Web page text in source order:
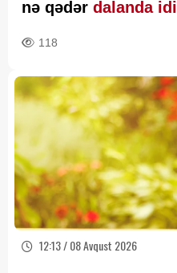
nə qədər dalanda idi
118
12:13 / 08 Avqust 2026